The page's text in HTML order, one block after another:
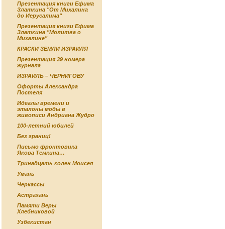
Презентация книги Ефима
Златкина "От Михалина
до Иерусалима"
Презентация книги Ефима
Златкина "Молитва о
Михалине"
КРАСКИ ЗЕМЛИ ИЗРАИЛЯ
Презентация 39 номера
журнала
ИЗРАИЛЬ – ЧЕРНИГОВУ
Офорты Александра
Постеля
Идеалы времени и
эталоны моды в
живописи Андриана Жудро
100-летний юбилей
Без границ!
Письмо фронтовика
Якова Темкина…
Тринадцать колен Моисея
Умань
Черкассы
Астрахань
Памяти Веры
Хлебниковой
Узбекистан